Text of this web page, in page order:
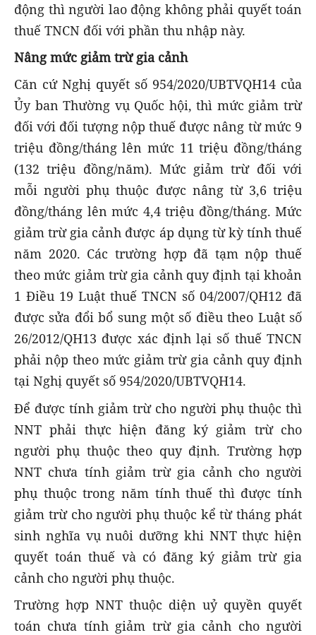
động thì người lao động không phải quyết toán
thuế TNCN đối với phần thu nhập này.
Nâng mức giảm trừ gia cảnh
Căn cứ Nghị quyết số 954/2020/UBTVQH14 của
Ủy ban Thường vụ Quốc hội, thì mức giảm trừ
đối với đối tượng nộp thuế được nâng từ mức 9
triệu đồng/tháng lên mức 11 triệu đồng/tháng
(132 triệu đồng/năm). Mức giảm trừ đối với
mỗi người phụ thuộc được nâng từ 3,6 triệu
đồng/tháng lên mức 4,4 triệu đồng/tháng. Mức
giảm trừ gia cảnh được áp dụng từ kỳ tính thuế
năm 2020. Các trường hợp đã tạm nộp thuế
theo mức giảm trừ gia cảnh quy định tại khoản
1 Điều 19 Luật thuế TNCN số 04/2007/QH12 đã
được sửa đổi bổ sung một số điều theo Luật số
26/2012/QH13 được xác định lại số thuế TNCN
phải nộp theo mức giảm trừ gia cảnh quy định
tại Nghị quyết số 954/2020/UBTVQH14.
Để được tính giảm trừ cho người phụ thuộc thì
NNT phải thực hiện đăng ký giảm trừ cho
người phụ thuộc theo quy định. Trường hợp
NNT chưa tính giảm trừ gia cảnh cho người
phụ thuộc trong năm tính thuế thì được tính
giảm trừ cho người phụ thuộc kể từ tháng phát
sinh nghĩa vụ nuôi dưỡng khi NNT thực hiện
quyết toán thuế và có đăng ký giảm trừ gia
cảnh cho người phụ thuộc.
Trường hợp NNT thuộc diện uỷ quyền quyết
toán chưa tính giảm trừ gia cảnh cho người